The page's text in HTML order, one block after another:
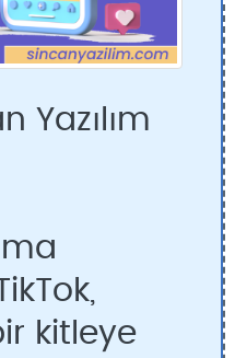
Yazılım
kitleye